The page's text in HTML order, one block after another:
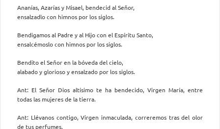
Ananías, Azarías y Misael, bendecid al Señor,
ensalzadlo con himnos por los siglos.
Bendigamos al Padre y al Hijo con el Espíritu Santo,
ensalcémoslo con himnos por los siglos.
Bendito el Señor en la bóveda del cielo,
alabado y glorioso y ensalzado por los siglos.
Ant: El Señor Dios altísimo te ha bendecido, Virgen María, entre
todas las mujeres de la tierra.
Ant: Llévanos contigo, Virgen inmaculada, correremos tras del olor
de tus perfumes.